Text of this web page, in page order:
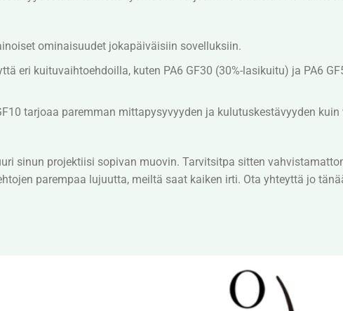
ominaisuudet jokapäiväisiin sovelluksiin.
eri kuituvaihtoehdoilla, kuten PA6 GF30 (30%-lasikuitu) ja PA6
tarjoaa paremman mittapysyvyyden ja kulutuskestävyyden
sinun projektiisi sopivan muovin. Tarvitsitpa sitten
parempaa lujuutta, meiltä saat kaiken irti. Ota yhteyttä jo